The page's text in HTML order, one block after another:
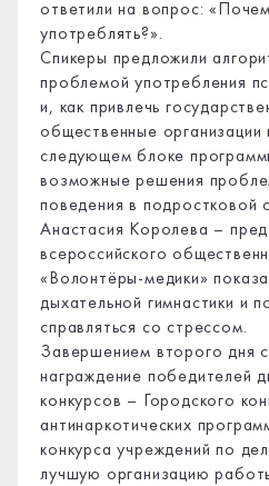
ответили на вопрос:
употреблять?».
Спикеры предложили
проблемой употребления
и, как привлечь
общественные организации
следующем блоке
возможные решения
поведения в подростковой
Анастасия Королева –
всероссийского
«Волонтёры-медики»
дыхательной гимнастики и
справляться со стрессом.
Завершением второго дня
награждение победителей
конкурсов – Городского
антинаркотических
конкурса учреждений по
лучшую организацию